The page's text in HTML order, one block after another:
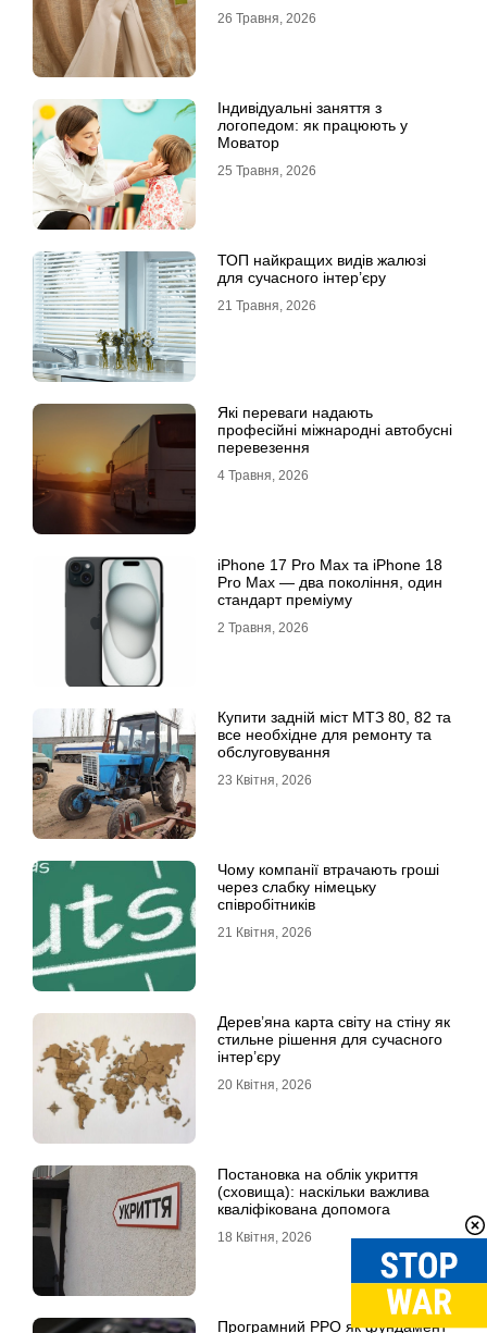
26 Травня, 2026
Індивідуальні заняття з
логопедом: як працюють у
Моватор
25 Травня, 2026
ТОП найкращих видів жалюзі
для сучасного інтер’єру
21 Травня, 2026
Які переваги надають
професійні міжнародні автобусні
перевезення
4 Травня, 2026
iРhone 17 Рro Мax та iРhone 18
Рro Мax — два покоління, один
стандарт преміуму
2 Травня, 2026
Купити задній міст МТЗ 80, 82 та
все необхідне для ремонту та
обслуговування
23 Квітня, 2026
Чому компанії втрачають гроші
через слабку німецьку
співробітників
21 Квітня, 2026
Дерев’яна карта світу на стіну як
стильне рішення для сучасного
інтер’єру
20 Квітня, 2026
Постановка на облік укриття
(сховища): наскільки важлива
кваліфікована допомога
18 Квітня, 2026
Програмний РРО як фундамент